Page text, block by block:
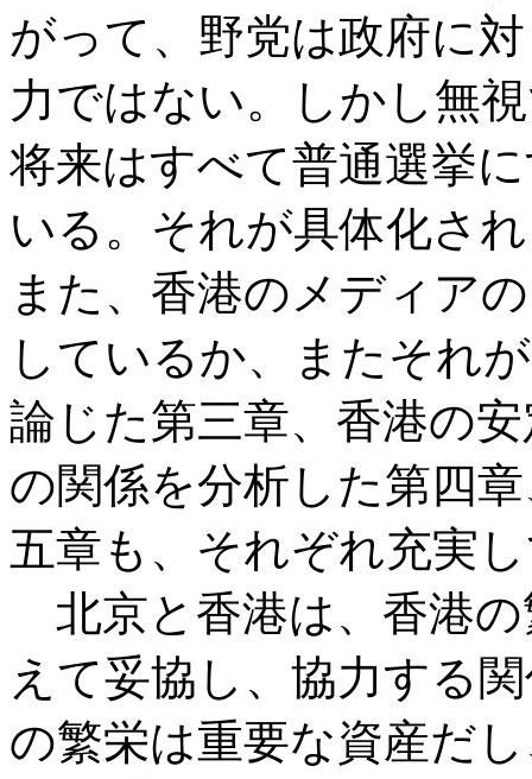
がって、野党は政府に
力ではない。しかし無
将来はすべて普通選挙
いる。それが具体化さ
また、香港のメディア
しているか、またそれ
論じた第三章、香港の
の関係を分析した第四
五章も、それぞれ充実
北京と香港は、香港
えて妥協し、協力する
の繁栄は重要な資産だ